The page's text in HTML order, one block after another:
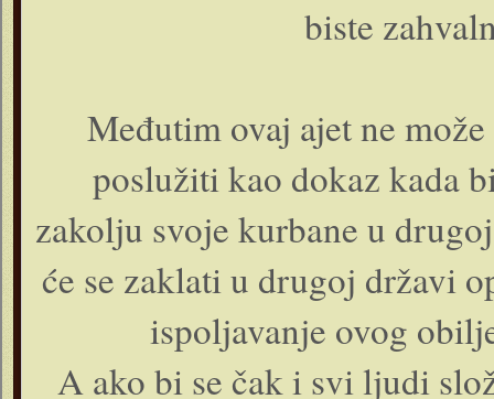
biste
Međutim ovaj ajet ne
poslužiti kao dokaz kada
zakolju svoje kurbane u
će se zaklati u drugoj državi
ispoljavanje ovog
A ako bi se čak i svi ljudi